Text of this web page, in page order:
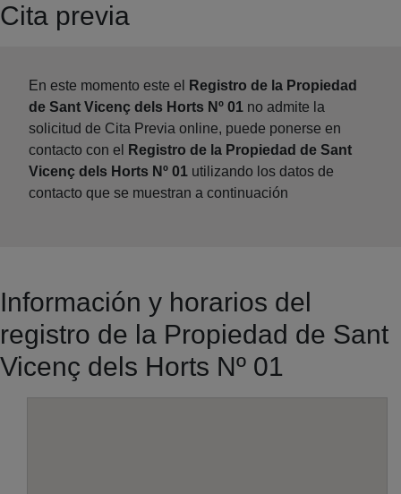
Cita previa
En este momento este el
Registro de la Propiedad
de Sant Vicenç dels Horts Nº 01 no admite la
solicitud de Cita Previa online, puede ponerse en
contacto con el
Registro de la Propiedad de Sant
Vicenç dels Horts Nº 01 utilizando los datos de
contacto que se muestran a continuación
Información y horarios del
registro de la Propiedad de Sant
Vicenç dels Horts Nº 01